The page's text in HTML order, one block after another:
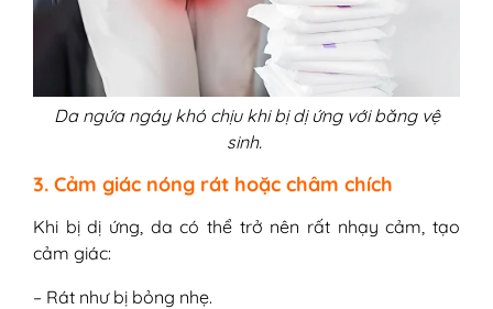
Da ngứa ngáy khó chịu khi bị dị ứng với băng vệ
sinh.
3. Cảm giác nóng rát hoặc châm chích
Khi bị dị ứng, da có thể trở nên rất nhạy cảm, tạo
cảm giác:
– Rát như bị bỏng nhẹ.